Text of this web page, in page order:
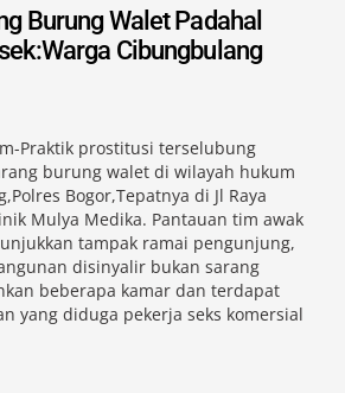
Burung Walet Padahal
Cibungbulang
Praktik prostitusi terselubung
burung walet di wilayah hukum
Bogor,Tepatnya di Jl Raya
Mulya Medika. Pantauan tim awak
tampak ramai pengunjung,
disinyalir bukan sarang
beberapa kamar dan terdapat
yang diduga pekerja seks komersial